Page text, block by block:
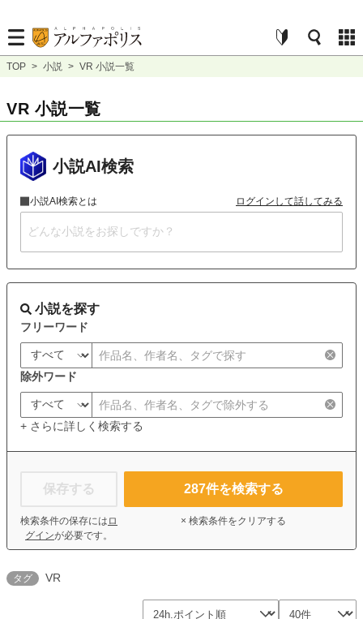
TOP > 小説 > VR 小説一覧
VR 小説一覧
小説AI検索
小説AI検索とは ログインして話してみる
小説を探す
フリーワード
除外ワード
+ さらに詳しく検索する
保存する
検索条件の保存には ロ
グインが必要です。
287件を検索する
× 検索条件をクリアする
タグ VR